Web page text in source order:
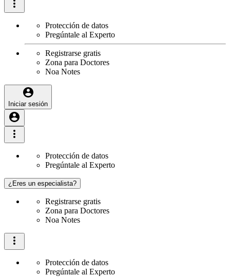
Protección de datos
Pregúntale al Experto
Registrarse gratis
Zona para Doctores
Noa Notes
Iniciar sesión
Protección de datos
Pregúntale al Experto
¿Eres un especialista?
Registrarse gratis
Zona para Doctores
Noa Notes
Protección de datos
Pregúntale al Experto